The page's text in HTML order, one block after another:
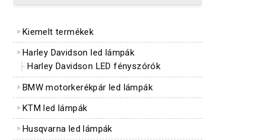
Kiemelt termékek
Harley Davidson led lámpák
Harley Davidson LED fényszórók
BMW motorkerékpár led lámpák
KTM led lámpák
Husqvarna led lámpák